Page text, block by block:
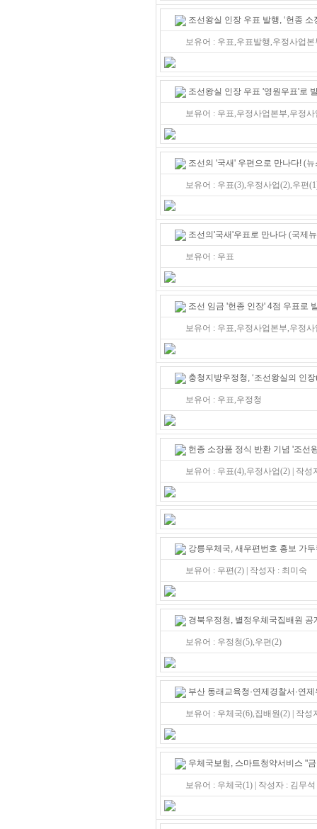
조선왕실 인장 우표 발행, ‘헌종 소
보유어 : 우표,우표발행,우정사업
조선왕실 인장 우표 '영원우표'로
보유어 : 우표,우정사업본부,우정사
조선의 '국새' 우편으로 만나다! (뉴
보유어 : 우표(3),우정사업(2),우편
조선의'국새'우표로 만나다 (국제
보유어 : 우표
조선 임금 '헌종 인장' 4점 우표로
보유어 : 우표,우정사업본부,우정사
충청지방우정청, ‘조선왕실의 인
보유어 : 우표,우정청
헌종 소장품 정식 반환 기념 '조선
보유어 : 우표(4),우정사업(2) | 작성
강릉우체국, 새우편번호 홍보 가
보유어 : 우편(2) | 작성자 : 최미숙
경북우정청, 별정우체국집배원 공
보유어 : 우정청(5),우편(2)
부산 동래교육청·연제경찰서·연
보유어 : 우체국(6),집배원(2) | 작성
우체국보험, 스마트청약서비스 "
보유어 : 우체국(1) | 작성자 : 김무석